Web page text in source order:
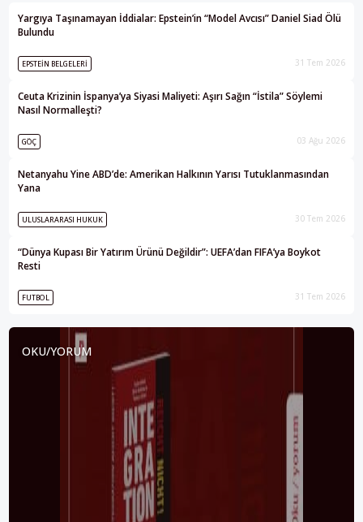
Yargıya Taşınamayan İddialar: Epstein’in “Model Avcısı” Daniel Siad Ölü
Bulundu
EPSTEIN BELGELERI 31 Tem 2026
Ceuta Krizinin İspanya’ya Siyasi Maliyeti: Aşırı Sağın “İstila” Söylemi
Nasıl Normalleşti?
GÖÇ 03 Ağu 2026
Netanyahu Yine ABD’de: Amerikan Halkının Yarısı Tutuklanmasından
Yana
ULUSLARARASI HUKUK 30 Tem 2026
“Dünya Kupası Bir Yatırım Ürünü Değildir”: UEFA’dan FIFA’ya Boykot
Resti
FUTBOL 31 Tem 2026
OKU/YORUM